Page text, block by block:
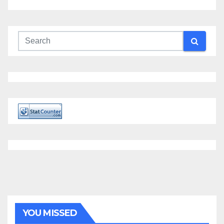
YOU MISSED